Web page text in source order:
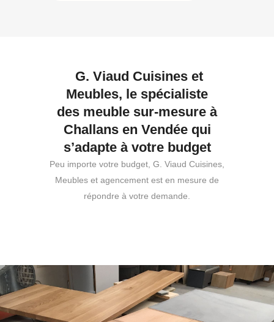
G. Viaud Cuisines et
Meubles, le spécialiste
des meuble sur-mesure à
Challans en Vendée qui
s’adapte à votre budget
Peu importe votre budget, G. Viaud Cuisines,
Meubles et agencement est en mesure de
répondre à votre demande.